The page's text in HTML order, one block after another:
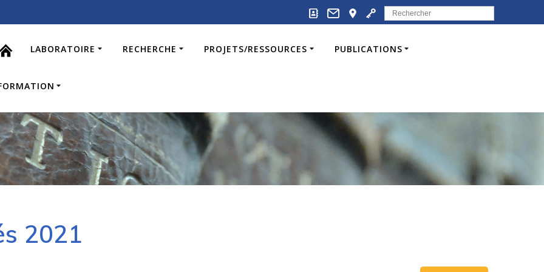
Search
for:
LABORATOIRE RECHERCHE PROJETS/RESSOURCES PUBLICATIONS
2021